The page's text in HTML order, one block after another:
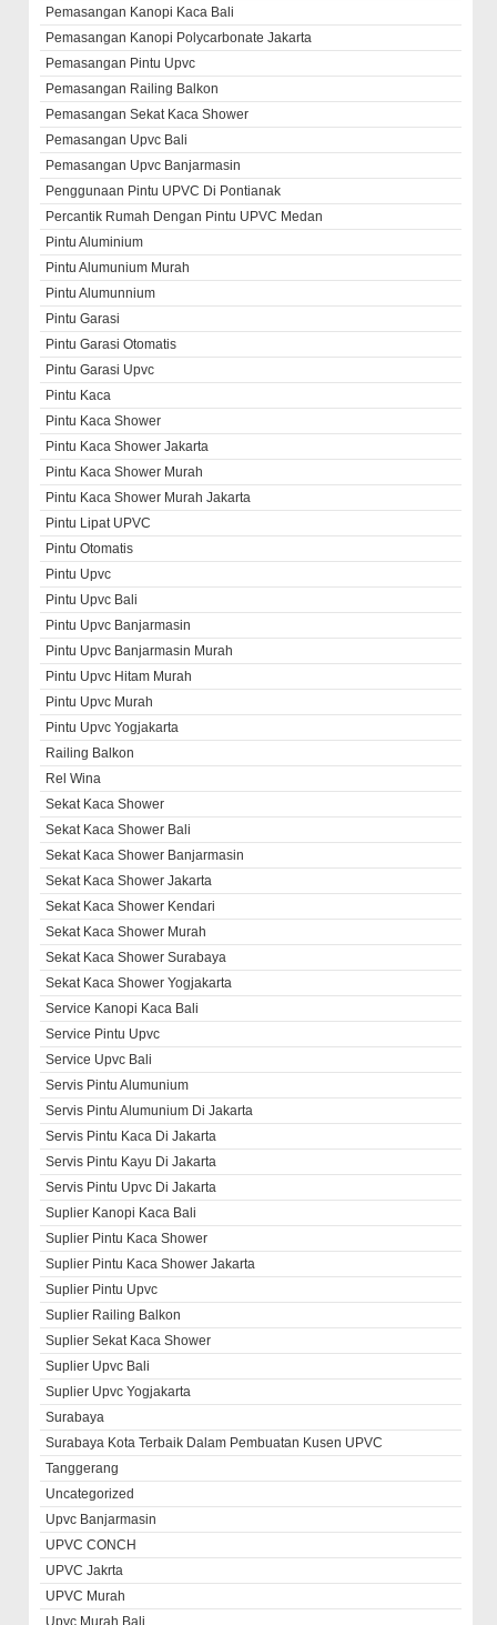
Pemasangan Kanopi Kaca Bali
Pemasangan Kanopi Polycarbonate Jakarta
Pemasangan Pintu Upvc
Pemasangan Railing Balkon
Pemasangan Sekat Kaca Shower
Pemasangan Upvc Bali
Pemasangan Upvc Banjarmasin
Penggunaan Pintu UPVC Di Pontianak
Percantik Rumah Dengan Pintu UPVC Medan
Pintu Aluminium
Pintu Alumunium Murah
Pintu Alumunnium
Pintu Garasi
Pintu Garasi Otomatis
Pintu Garasi Upvc
Pintu Kaca
Pintu Kaca Shower
Pintu Kaca Shower Jakarta
Pintu Kaca Shower Murah
Pintu Kaca Shower Murah Jakarta
Pintu Lipat UPVC
Pintu Otomatis
Pintu Upvc
Pintu Upvc Bali
Pintu Upvc Banjarmasin
Pintu Upvc Banjarmasin Murah
Pintu Upvc Hitam Murah
Pintu Upvc Murah
Pintu Upvc Yogjakarta
Railing Balkon
Rel Wina
Sekat Kaca Shower
Sekat Kaca Shower Bali
Sekat Kaca Shower Banjarmasin
Sekat Kaca Shower Jakarta
Sekat Kaca Shower Kendari
Sekat Kaca Shower Murah
Sekat Kaca Shower Surabaya
Sekat Kaca Shower Yogjakarta
Service Kanopi Kaca Bali
Service Pintu Upvc
Service Upvc Bali
Servis Pintu Alumunium
Servis Pintu Alumunium Di Jakarta
Servis Pintu Kaca Di Jakarta
Servis Pintu Kayu Di Jakarta
Servis Pintu Upvc Di Jakarta
Suplier Kanopi Kaca Bali
Suplier Pintu Kaca Shower
Suplier Pintu Kaca Shower Jakarta
Suplier Pintu Upvc
Suplier Railing Balkon
Suplier Sekat Kaca Shower
Suplier Upvc Bali
Suplier Upvc Yogjakarta
Surabaya
Surabaya Kota Terbaik Dalam Pembuatan Kusen UPVC
Tanggerang
Uncategorized
Upvc Banjarmasin
UPVC CONCH
UPVC Jakrta
UPVC Murah
Upvc Murah Bali